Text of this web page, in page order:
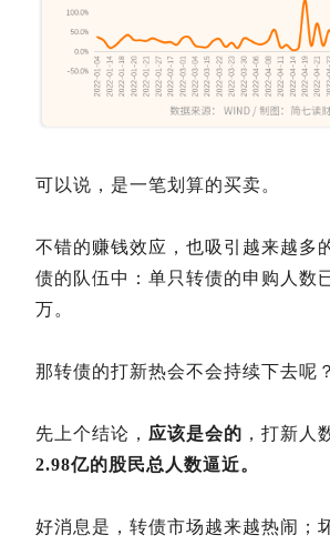
可以说，是一笔划算的买卖。
不错的赚钱效应，也吸引越来越多
债的队伍中：单只转债的申购人数
万。
那转债的打新热会不会持续下去呢？
先上个结论， 应该是会的 ，打新人
2.98亿的股民总人数逼近。
好消息是，转债市场越来越热闹；